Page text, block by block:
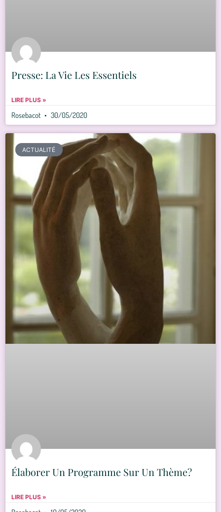
Presse: La Vie Les Essentiels
LIRE PLUS »
Rosebacot 30/05/2020
ACTUALITÉ
Élaborer Un Programme Sur Un Thème?
LIRE PLUS »